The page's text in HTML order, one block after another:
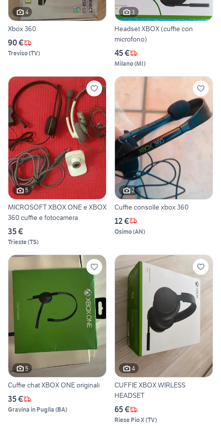
4
Xbox 360
90 €
Treviso(TV)
3
Headset XBOX (cuffie con
microfono)
45 €
Milano(MI)
5
MICROSOFT XBOX ONE e XBOX
360 cuffie e fotocamera
35 €
Trieste(TS)
2
Cuffie consolle xbox 360
12 €
Osimo(AN)
5
Cuffie chat XBOX ONE originali
35 €
Gravina in Puglia (BA)
4
CUFFIE XBOX WIRLESS
HEADSET
65 €
Riese Pio X(TV)